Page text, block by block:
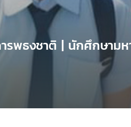
ารพธงชาติ | นักศึกษาม